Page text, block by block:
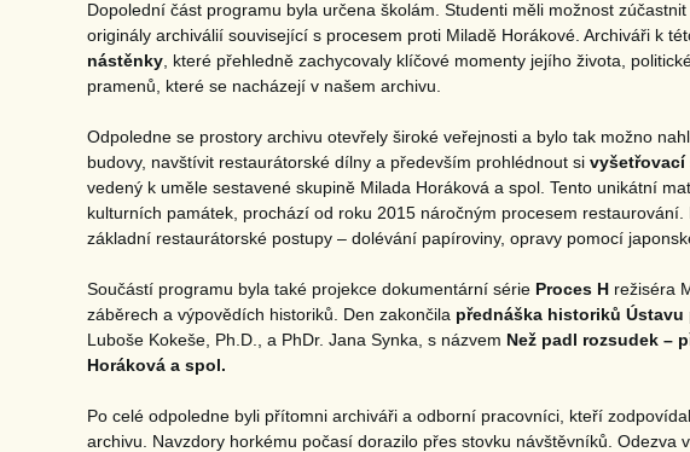
Dopolední část programu byla určena školám. Studenti měli možnost
originály archiválií související s procesem proti Miladě Horákové. Archiváři k
nástěnky, které přehledně zachycovaly klíčové momenty jejího života,
pramenů, které se nacházejí v našem archivu.
Odpoledne se prostory archivu otevřely široké veřejnosti a bylo tak možno
budovy, navštívit restaurátorské dílny a především prohlédnout si vyšetřovací
vedený k uměle sestavené skupině Milada Horáková a spol. Tento unikátní
kulturních památek, prochází od roku 2015 náročným procesem
základní restaurátorské postupy – dolévání papíroviny, opravy pomocí
Součástí programu byla také projekce dokumentární série Proces H režiséra
záběrech a výpovědích historiků. Den zakončila přednáška historiků
Luboše Kokeše, Ph.D., a PhDr. Jana Synka, s názvem Než padl rozsudek –
Horáková a spol.
Po celé odpoledne byli přítomni archiváři a odborní pracovníci, kteří
archivu. Navzdory horkému počasí dorazilo přes stovku návštěvníků. Odezva